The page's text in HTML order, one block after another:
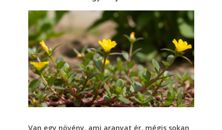
Van egy növény, ami aranyat ér, mégis sokan